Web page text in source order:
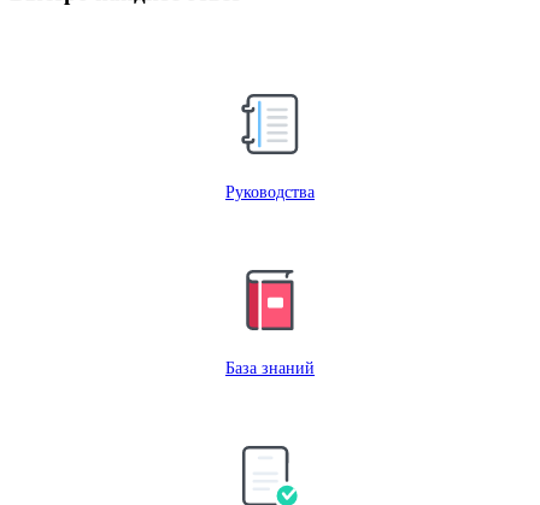
Руководства
База знаний